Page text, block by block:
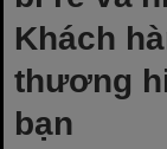
Khách
thương
bạn